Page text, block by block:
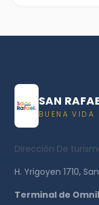
SAN
BUENA VIDA
Dirección De
H. Yrigoyen 1710,
Terminal de